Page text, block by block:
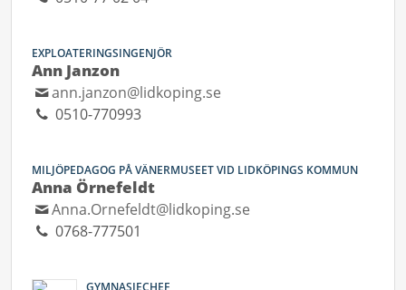
EXPLOATERINGSINGENJÖR
Ann Janzon
ann.janzon@lidkoping.se
0510-770993
MILJÖPEDAGOG PÅ VÄNERMUSEET VID LIDKÖPINGS KOMMUN
Anna Örnefeldt
Anna.Ornefeldt@lidkoping.se
0768-777501
GYMNASIECHEF